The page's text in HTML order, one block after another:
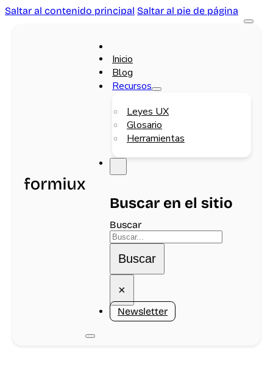
Saltar al contenido principal Saltar al pie de página
Inicio
Blog
Recursos
Leyes UX
Glosario
Herramientas
Buscar en el sitio
Buscar
Buscar
×
Newsletter